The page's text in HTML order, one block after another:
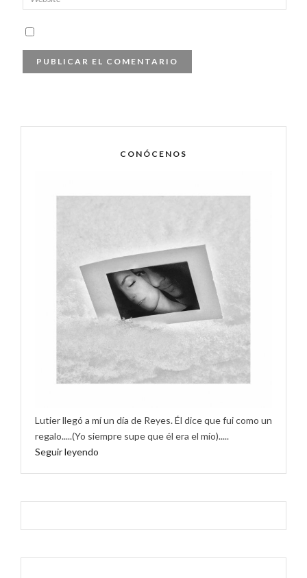
CONÓCENOS
Lutier llegó a mí un día de Reyes. Él dice que fui como un
regalo.....(Yo siempre supe que él era el mío).....
Seguir leyendo